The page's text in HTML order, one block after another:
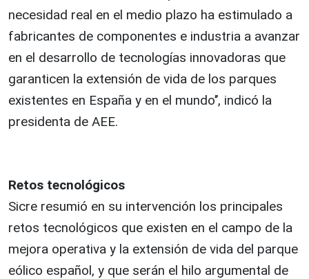
necesidad real en el medio plazo ha estimulado a
fabricantes de componentes e industria a avanzar
en el desarrollo de tecnologías innovadoras que
garanticen la extensión de vida de los parques
existentes en España y en el mundo’’, indicó la
presidenta de AEE.
Retos tecnológicos
Sicre resumió en su intervención los principales
retos tecnológicos que existen en el campo de la
mejora operativa y la extensión de vida del parque
eólico español, y que serán el hilo argumental de